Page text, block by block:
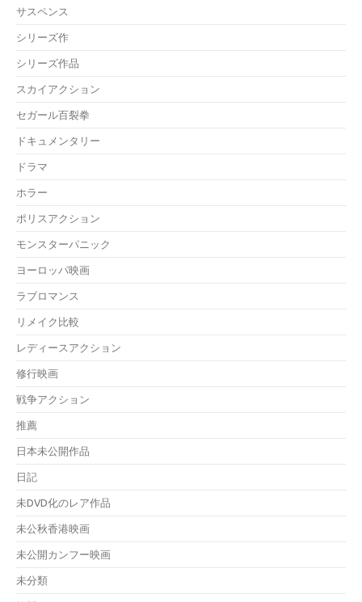
サスペンス
シリーズ作
シリーズ作品
スカイアクション
セガール百裂拳
ドキュメンタリー
ドラマ
ホラー
ポリスアクション
モンスターパニック
ヨーロッパ映画
ラブロマンス
リメイク比較
レディースアクション
修行映画
戦争アクション
推薦
日本未公開作品
日記
未DVD化のレア作品
未公秋香港映画
未公開カンフー映画
未分類